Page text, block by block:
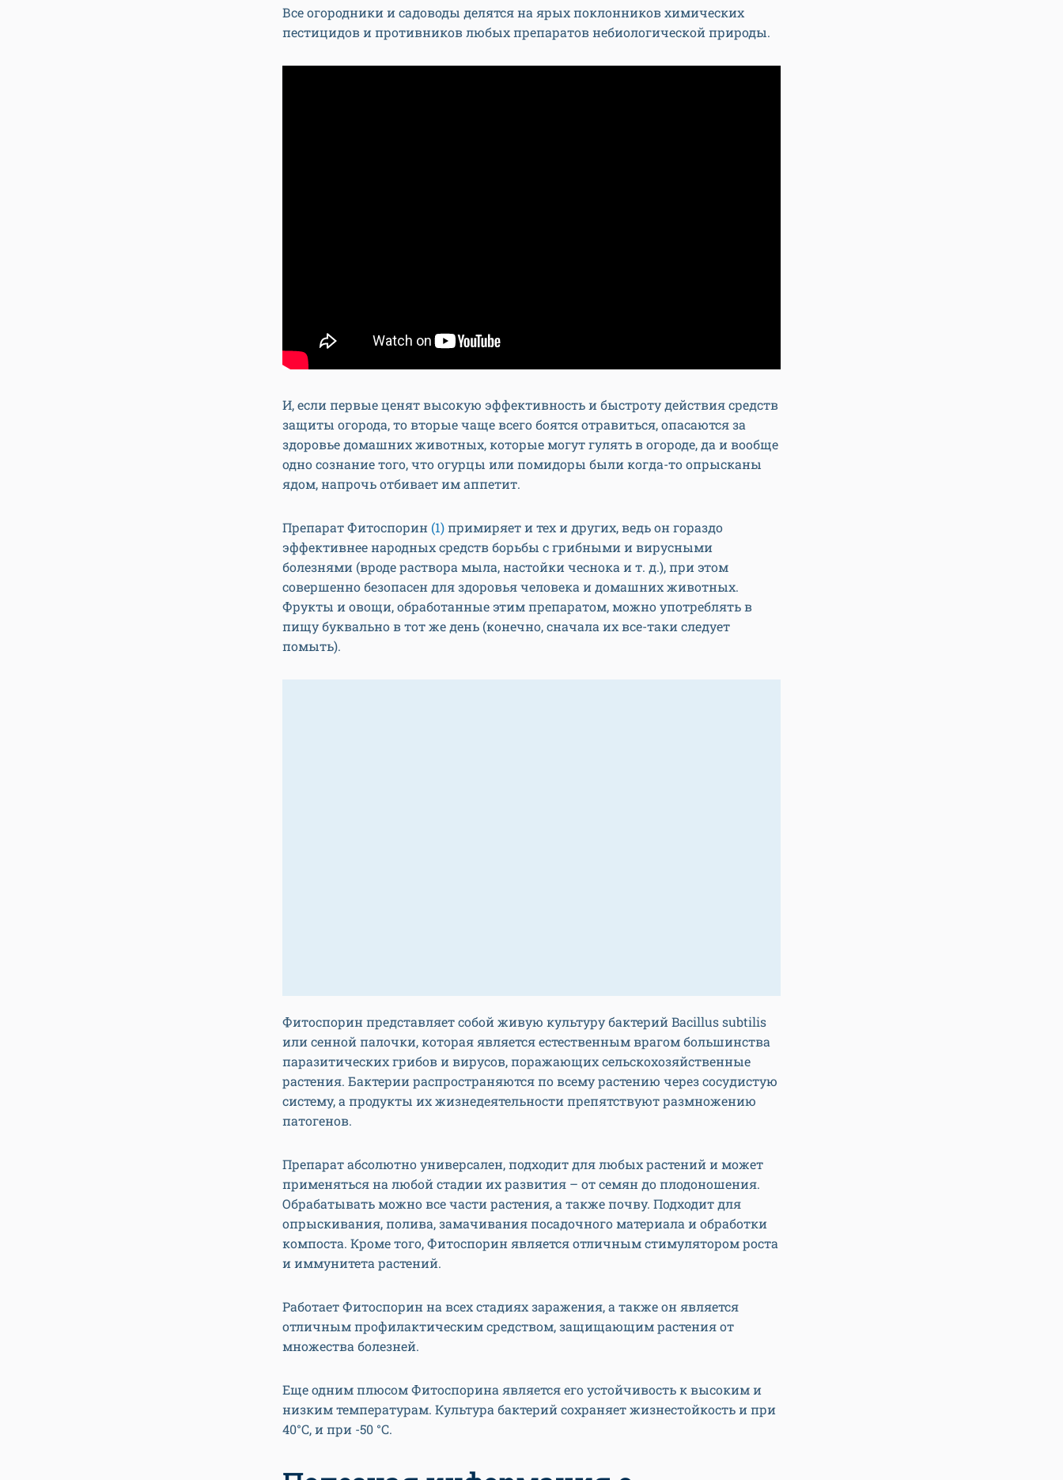
Все огородники и садоводы делятся на ярых поклонников химических
пестицидов и противников любых препаратов небиологической природы.
И, если первые ценят высокую эффективность и быстроту действия средств
защиты огорода, то вторые чаще всего боятся отравиться, опасаются за
здоровье домашних животных, которые могут гулять в огороде, да и вообще
одно сознание того, что огурцы или помидоры были когда-то опрысканы
ядом, напрочь отбивает им аппетит.
Препарат Фитоспорин (1)примиряет и тех и других, ведь он гораздо
эффективнее народных средств борьбы с грибными и вирусными
болезнями (вроде раствора мыла, настойки чеснока и т. д.), при этом
совершенно безопасен для здоровья человека и домашних животных.
Фрукты и овощи, обработанные этим препаратом, можно употреблять в
пищу буквально в тот же день (конечно, сначала их все-таки следует
помыть).
Фитоспорин представляет собой живую культуру бактерий Bacillus subtilis
или сенной палочки, которая является естественным врагом большинства
паразитических грибов и вирусов, поражающих сельскохозяйственные
растения. Бактерии распространяются по всему растению через сосудистую
систему, а продукты их жизнедеятельности препятствуют размножению
патогенов.
Препарат абсолютно универсален, подходит для любых растений и может
применяться на любой стадии их развития – от семян до плодоношения.
Обрабатывать можно все части растения, а также почву. Подходит для
опрыскивания, полива, замачивания посадочного материала и обработки
компоста. Кроме того, Фитоспорин является отличным стимулятором роста
и иммунитета растений.
Работает Фитоспорин на всех стадиях заражения, а также он является
отличным профилактическим средством, защищающим растения от
множества болезней.
Еще одним плюсом Фитоспорина является его устойчивость к высоким и
низким температурам. Культура бактерий сохраняет жизнестойкость и при
40°C, и при -50 °C.